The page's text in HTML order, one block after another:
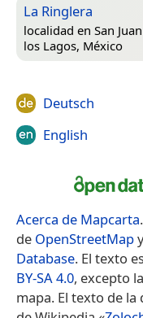
La Ringlera
localidad en San
los Lagos, México
Deutsch
English
Acerca de Mapcarta
de OpenStreetMap
Database. El texto
BY-SA 4.0, excepto
mapa. El texto de la